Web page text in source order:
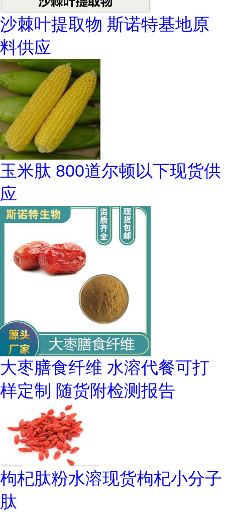
沙棘叶提取物 斯诺特基地原
料供应
玉米肽 800道尔顿以下现货供
应
大枣膳食纤维 水溶代餐可打
样定制 随货附检测报告
枸杞肽粉水溶现货枸杞小分子
肽